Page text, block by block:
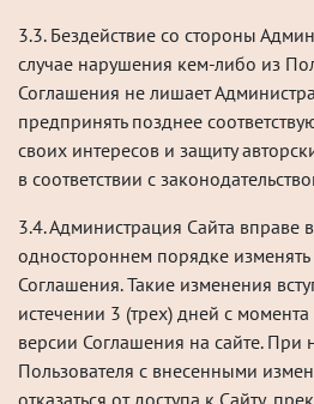
3.3. Бездействие со стороны
случае нарушения кем-либо из
Соглашения не лишает
предпринять позднее
своих интересов и защиту
в соответствии с
3.4. Администрация Сайта вправе
одностороннем порядке изменять
Соглашения. Такие изменения
истечении 3 (трех) дней с
версии Соглашения на сайте. При
Пользователя с внесенными
отказаться от доступа к Сайту,